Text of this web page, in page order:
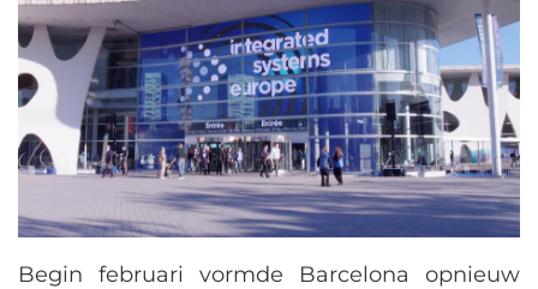
Begin februari vormde Barcelona opnieuw